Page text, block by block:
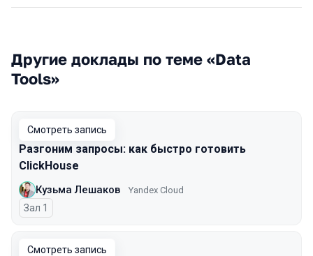
Другие доклады по теме «Data
Tools»
Смотреть запись
Разгоним запросы: как быстро готовить
ClickHouse
Кузьма Лешаков Yandex Cloud
Зал 1
Смотреть запись